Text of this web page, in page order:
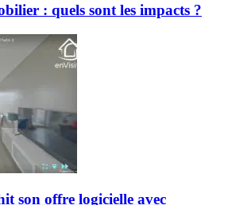
: quels sont les impacts ?
son offre logicielle avec